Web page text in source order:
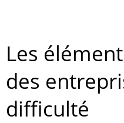
Les
des
difficulté